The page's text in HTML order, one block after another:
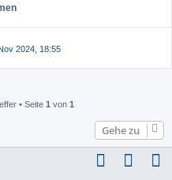
2024, 18:55
• Seite 1 von 1
Gehe zu